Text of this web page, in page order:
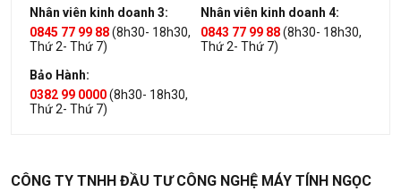
Nhân viên kinh doanh 3:
0845 77 99 88(8h30- 18h30,
Thứ 2- Thứ 7)
Nhân viên kinh doanh 4:
0843 77 99 88(8h30- 18h30,
Thứ 2- Thứ 7)
Bảo Hành:
0382 99 0000(8h30- 18h30,
Thứ 2- Thứ 7)
CÔNG TY TNHH ĐẦU TƯ CÔNG NGHỆ MÁY TÍNH NGỌC